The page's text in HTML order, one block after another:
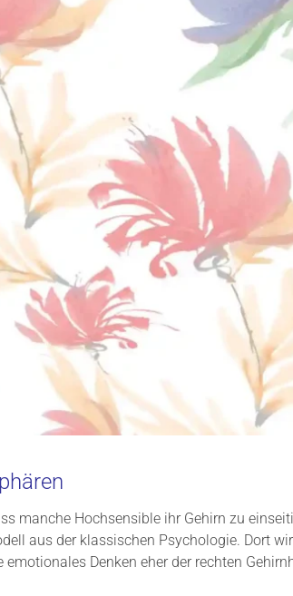
manche Hochsensible ihr Gehirn zu
aus der klassischen Psychologie. Dort
Denken eher der rechten